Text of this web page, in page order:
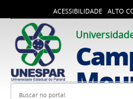
ACESSIBILIDADE ALTO
Busca